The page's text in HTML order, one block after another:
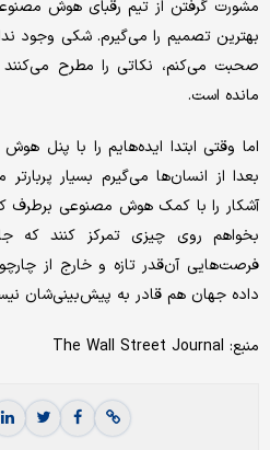
مشورت گرفتن از تیم رقبای هوش
بهترین تصمیم را می‌گیرم. شکی وجود
صحبت می‌کنم، نکاتی را مطرح
مانده است.
اما وقتی ابتدا ایده‌هایم را با پنل
بعدا از انسان‌ها می‌گیرم بسیار
آشکار را با کمک هوش مصنوعی برطرف
بخواهم روی چیزی تمرکز کنند که
فرصت‌هایی آن‌قدر تازه و خارج از
داده جهان هم قادر به پیش‌بینی‌شان
منبع: The Wall Street Journal